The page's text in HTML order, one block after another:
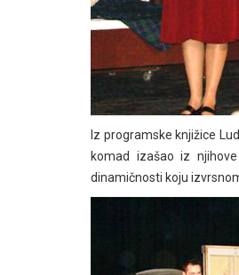
Iz programske knjižice
komad izašao iz
dinamičnosti koju